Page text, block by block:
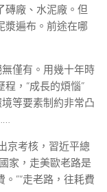
磚廠、水泥廠。但
漿遍布。前途在哪
僅有。用幾十年時
，“成長的煩惱”
等要素制約非常凸
京考核，習近平總
家，走美歐老路是
”“走老路，往耗費